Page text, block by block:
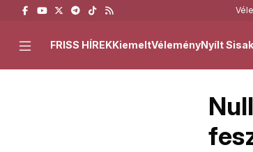
FRISS HÍREKKiemeltVéleményNyílt Sisak